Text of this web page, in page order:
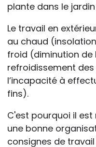
plante dans le
Le travail en
au chaud
froid (diminution de
refroidissement
l’incapacité à
fins).
C'est pourquoi il
une bonne
consignes de